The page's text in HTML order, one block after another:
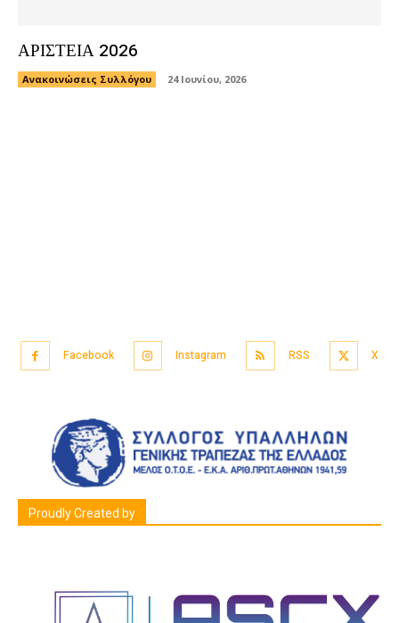
ΑΡΙΣΤΕΙΑ 2026
Ανακοινώσεις Συλλόγου 24 Ιουνίου, 2026
Facebook Instagram RSS X
Proudly Created by